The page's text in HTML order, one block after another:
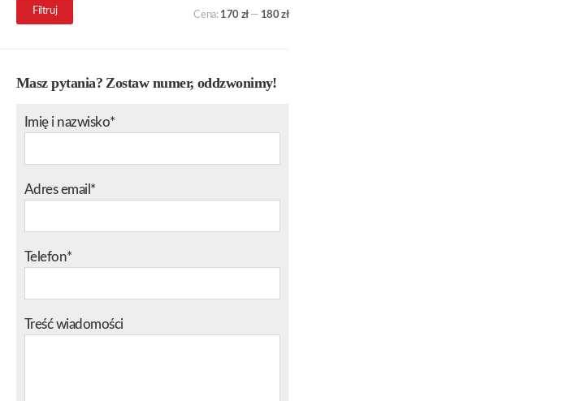
Cena
min.
Cena
maks.
Filtruj Cena: 170 zł— 180 zł
Masz pytania? Zostaw numer, oddzwonimy!
Imię i nazwisko*
Adres email*
Telefon*
Treść wiadomości